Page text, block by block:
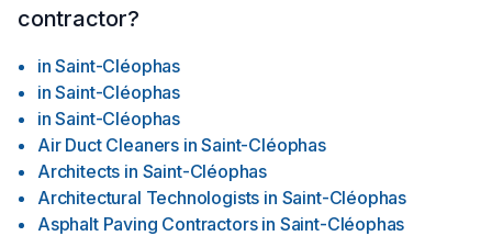
contractor?
in Saint-Cléophas
in Saint-Cléophas
in Saint-Cléophas
Air Duct Cleaners in Saint-Cléophas
Architects in Saint-Cléophas
Architectural Technologists in Saint-Cléophas
Asphalt Paving Contractors in Saint-Cléophas